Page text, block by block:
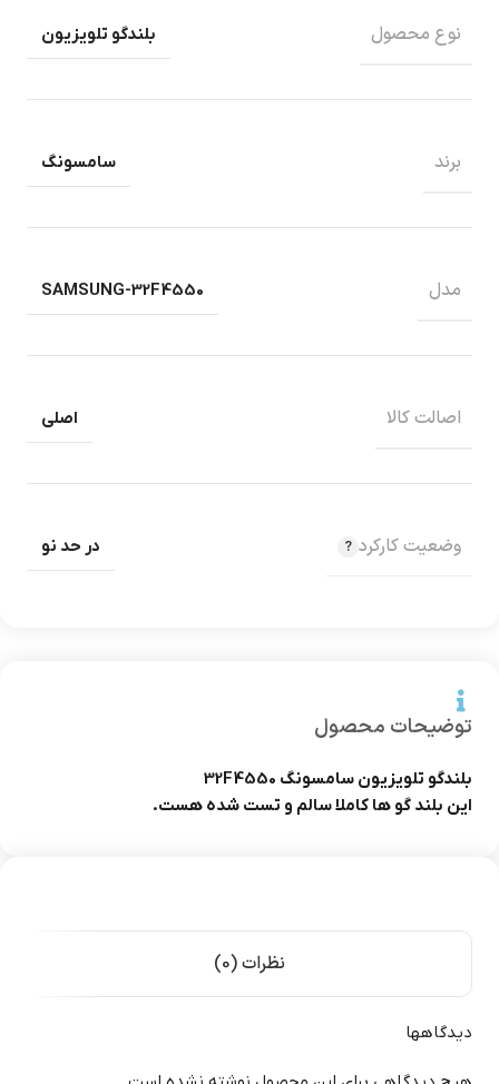
توضیحات محصول
بلندگو تلویزیون سامسونگ 32F4550
این بلند گو ها کاملا سالم و تست شده هست.
نظرات (0)
دیدگاهها
نوع محصول بلندگو تلویزیون
برند سامسونگ
مدل SAMSUNG-32F4550
اصالت کالا اصلی
وضعیت کارکرد در حد نو